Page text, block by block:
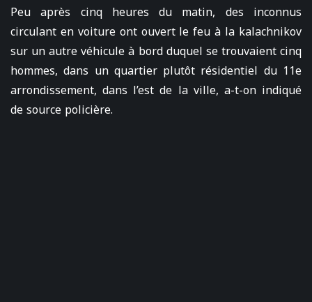
Peu après cinq heures du matin, des inconnus
circulant en voiture ont ouvert le feu à la kalachnikov
sur un autre véhicule à bord duquel se trouvaient cinq
hommes, dans un quartier plutôt résidentiel du 11e
arrondissement, dans l’est de la ville, a-t-on indiqué
de source policière.